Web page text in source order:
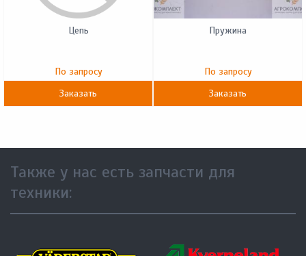
Цепь
По запросу
Заказать
Пружина
По запросу
Заказать
Также у нас есть запчасти для
техники: